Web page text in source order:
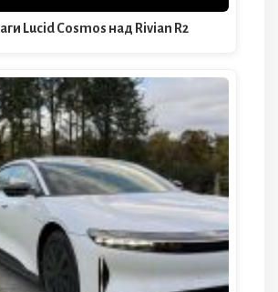
Lucid Cosmos над Rivian R2